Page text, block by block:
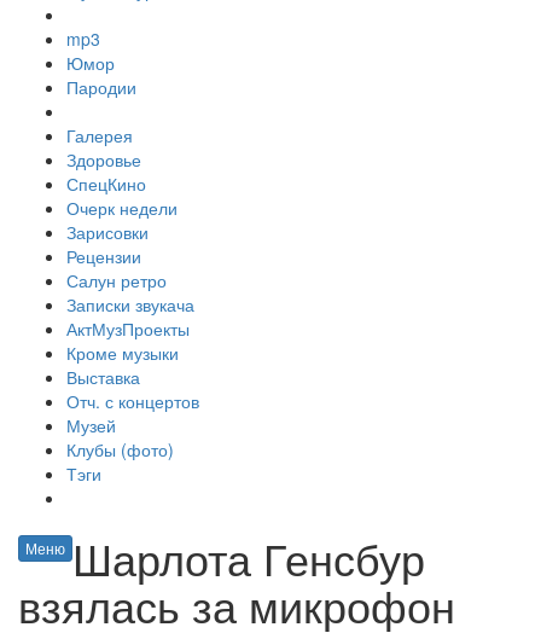
mp3
Юмор
Пародии
Галерея
Здоровье
СпецКино
Очерк недели
Зарисовки
Рецензии
Салун ретро
Записки звукача
АктМузПроекты
Кроме музыки
Выставка
Отч. с концертов
Музей
Клубы (фото)
Тэги
Меню Шарлота Генсбур
взялась за микрофон